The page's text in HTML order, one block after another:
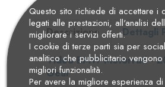
Descrizione Dettagli
Video BMW Motorrad -
Gear
Questo sito richiede di accettare i
legati alle prestazioni, all'analisi
migliorare i servizi offerti.
I cookie di terze parti sia per
analitico che pubblicitario
migliori funzionalità.
Per avere la migliore esperienza